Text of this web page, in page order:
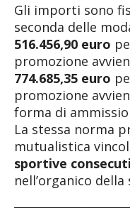
Gli importi sono
seconda delle
516.456,90 euro
promozione
774.685,35 euro
promozione
forma di
La stessa norma
mutualistica
sportive
nell’organico